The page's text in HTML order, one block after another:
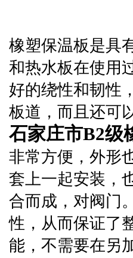
橡塑保温板是具
和热水板在使用
好的绕性和韧性
板道，而且还可
石家庄市B2级
非常方便，外形
套上一起安装，
合而成，对阀门
性，从而保证了
能，不需要在另